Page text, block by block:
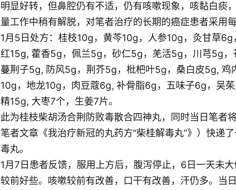
明显好转，但鼻腔仍有不适，仍有咳嗽现象，咳黏白痰
量工作中稍有解脱，对笔者治疗的长期的癌症患者采用
1月5日处方：桂枝10g，黄芩10g，人参10g，灸甘草
红15g, 藿香5g，佩兰5g，砂仁5g，羌活5g，川芎5g，
蔓荆子5g, 防风5g，荆芥5g，枇杷叶5g，桑白皮5g, 鸡
10g，地龙10g，肉豆蔻6g, 补骨脂6g，五味子6g，吴
精15g, 大枣7个，生姜7片。
此为桂枝柴胡汤合荆防败毒散合四神丸，同时当日笔者
笔者文章《我治疗新冠的丸药方“柴桂解毒丸”》 ）快递
毒丸。
1月7日患者反馈，服用上方后，腹泻停止，6日一天未
较前好些。咳嗽较前有改善，口干有改善，汗仍多。当